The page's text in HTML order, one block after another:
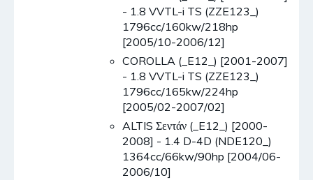
- 1.8 VVTL-i TS (ZZE123_)
1796cc/160kw/218hp
[2005/10-2006/12]
COROLLA (_E12_) [2001-2007]
- 1.8 VVTL-i TS (ZZE123_)
1796cc/165kw/224hp
[2005/02-2007/02]
ALTIS Σεντάν (_E12_) [2000-
2008] - 1.4 D-4D (NDE120_)
1364cc/66kw/90hp [2004/06-
2006/10]